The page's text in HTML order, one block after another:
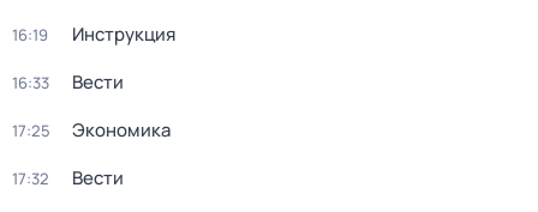
16:19 Инструкция
16:33 Вести
17:25 Экономика
17:32 Вести